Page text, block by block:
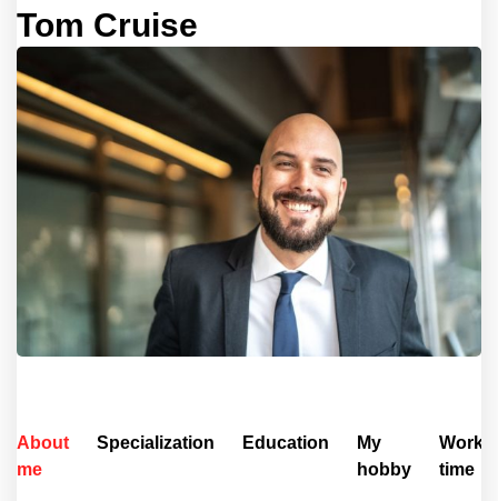
Tom Cruise
About
me
Specialization Education
My
hobby
Works
time